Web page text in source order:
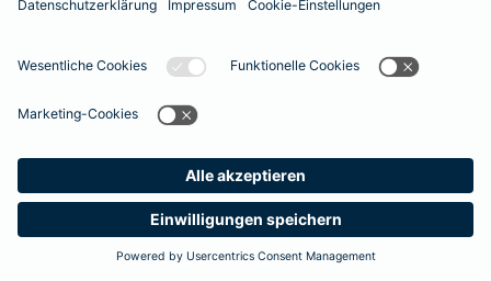
Suche Produkte
Barmenia